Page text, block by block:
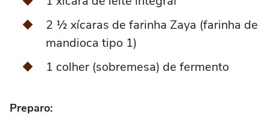
2 ½ xícaras de farinha Zaya (farinha de
mandioca tipo 1)
1 colher (sobremesa) de fermento
Preparo: